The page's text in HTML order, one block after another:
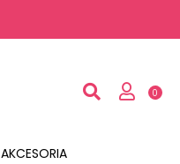
AKCESORIA